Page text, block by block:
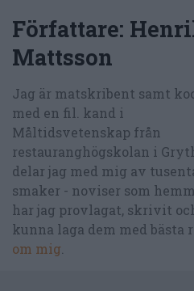
Författare:
Mattsson
Jag är matskribent samt
med en fil. kand i
Måltidsvetenskap från
restauranghögskolan i
delar jag med mig av
smaker - noviser som
har jag provlagat, skrivit
kunna laga dem med bästa
om mig